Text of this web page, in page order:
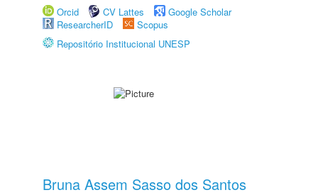
Orcid
CV Lattes
Google Scholar
ResearcherID
Scopus
Repositório Institucional UNESP
Bruna Assem Sasso dos Santos